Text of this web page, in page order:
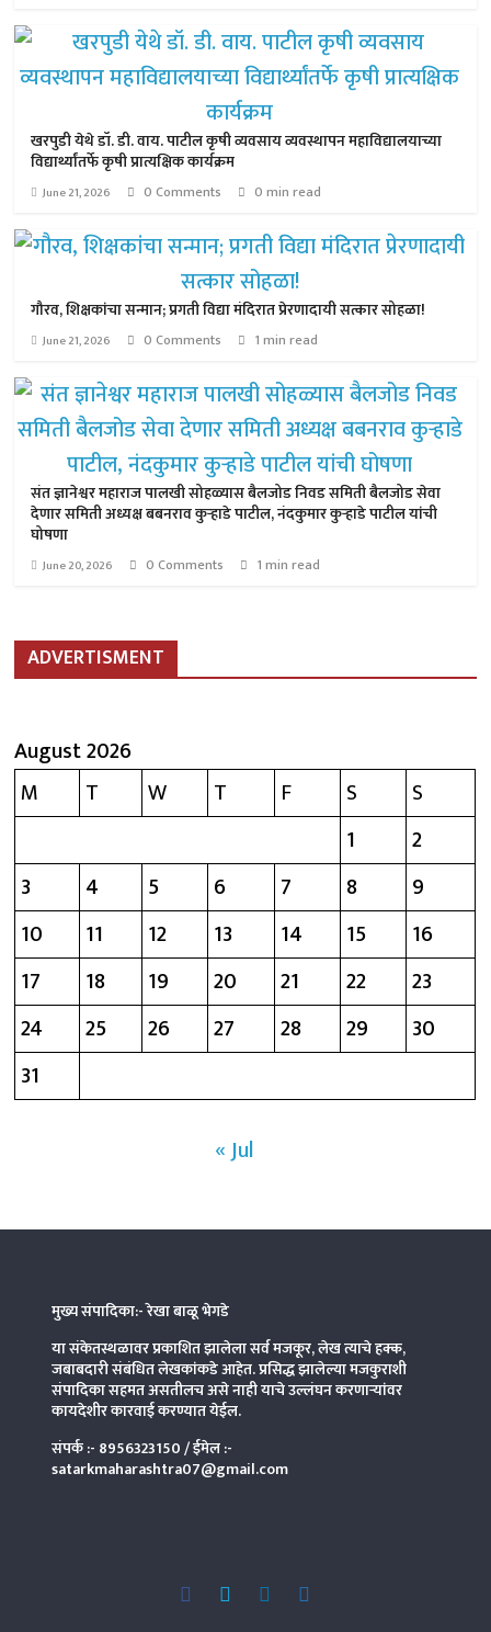
खरपुडी येथे डॉ. डी. वाय. पाटील कृषी व्यवसाय व्यवस्थापन महाविद्यालयाच्या
विद्यार्थ्यांतर्फे कृषी प्रात्यक्षिक कार्यक्रम
June 21, 2026 0 Comments 0 min read
गौरव, शिक्षकांचा सन्मान; प्रगती विद्या मंदिरात प्रेरणादायी सत्कार सोहळा!
June 21, 2026 0 Comments 1 min read
संत ज्ञानेश्वर महाराज पालखी सोहळ्यास बैलजोड निवड समिती बैलजोड सेवा
देणार समिती अध्यक्ष बबनराव कुऱ्हाडे पाटील, नंदकुमार कुऱ्हाडे पाटील यांची
घोषणा
June 20, 2026 0 Comments 1 min read
ADVERTISMENT
August 2026
M
T W T F S
S
1
2
3
4 5 6 7 8
9
10
11 12 13 14 15
16
17
18 19 20 21 22
23
24
25 26 27 28 29
30
31
« Jul
मुख्य संपादिका:- रेखा बाळू भेगडे
या संकेतस्थळावर प्रकाशित झालेला सर्व मजकूर, लेख त्याचे हक्क,
जबाबदारी संबंधित लेखकांकडे आहेत. प्रसिद्ध झालेल्या मजकुराशी
संपादिकासहमत असतीलच असे नाही याचे उल्लंघन करणाऱ्यांवर
कायदेशीर कारवाई करण्यात येईल.
संपर्क :- 8956323150/ ईमेल :-
satarkmaharashtra07@gmail.com